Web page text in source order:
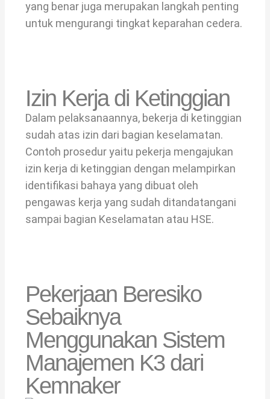
yang benar juga merupakan langkah penting
untuk mengurangi tingkat keparahan cedera.
Izin Kerja di Ketinggian
Dalam pelaksanaannya, bekerja di ketinggian
sudah atas izin dari bagian keselamatan.
Contoh prosedur yaitu pekerja mengajukan
izin kerja di ketinggian dengan melampirkan
identifikasi bahaya yang dibuat oleh
pengawas kerja yang sudah ditandatangani
sampai bagian Keselamatan atau HSE.
Pekerjaan Beresiko
Sebaiknya
Menggunakan Sistem
Manajemen K3 dari
Kemnaker